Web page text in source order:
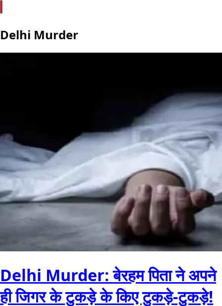
Delhi Murder
Delhi Murder: बेरहम पिता ने अपने
ही जिगर के टुकड़े के किए टुकड़े-टुकड़े!